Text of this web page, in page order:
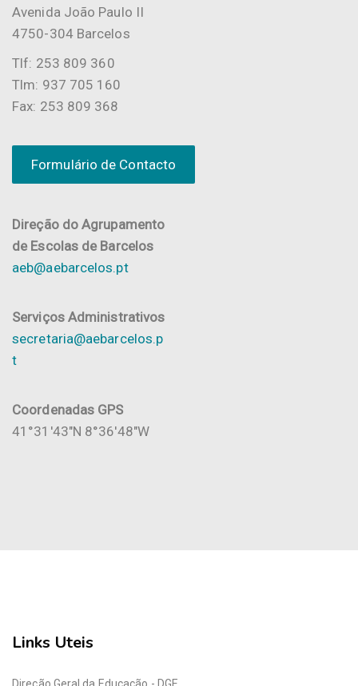
Avenida João Paulo II
4750-304 Barcelos
Tlf: 253 809 360
Tlm: 937 705 160
Fax: 253 809 368
Formulário de Contacto
Direção do Agrupamento
de Escolas de Barcelos
aeb@aebarcelos.pt
Serviços Administrativos
secretaria@aebarcelos.p
t
Coordenadas GPS
41°31'43"N 8°36'48"W
Links Uteis